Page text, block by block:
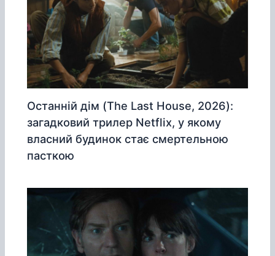
Останній дім (The Last House, 2026):
загадковий трилер Netflix, у якому
власний будинок стає смертельною
пасткою